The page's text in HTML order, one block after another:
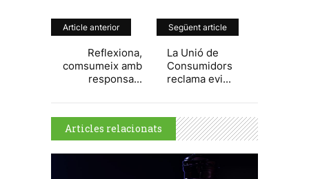
Article anterior
Reflexiona,
comsumeix amb
responsa...
Següent article
La Unió de
Consumidors
reclama evi...
Articles relacionats